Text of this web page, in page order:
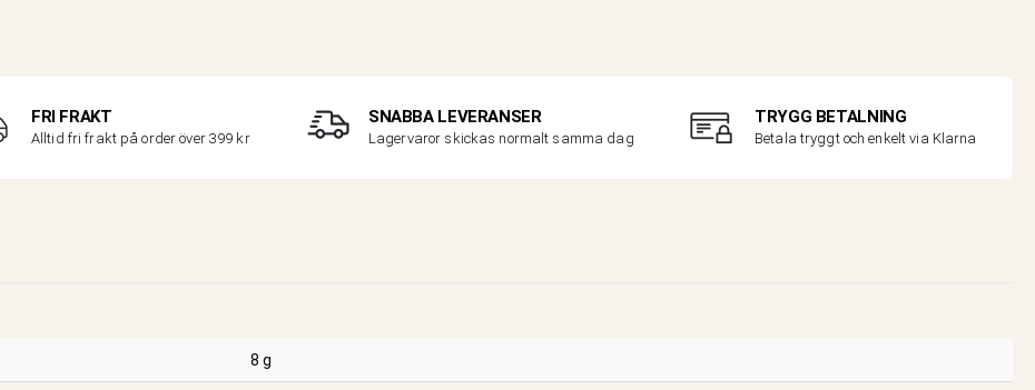
FRI FRAKT
Alltid fri frakt på order över 399 kr
SNABBA LEVERANSER
Lagervaror skickas normalt samma dag
TRYGG BETALNING
Betala tryggt och enkelt via Klarna
8 g